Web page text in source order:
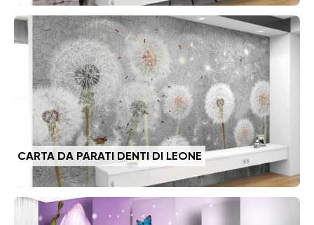
CARTA DA PARATI DENTI DI LEONE